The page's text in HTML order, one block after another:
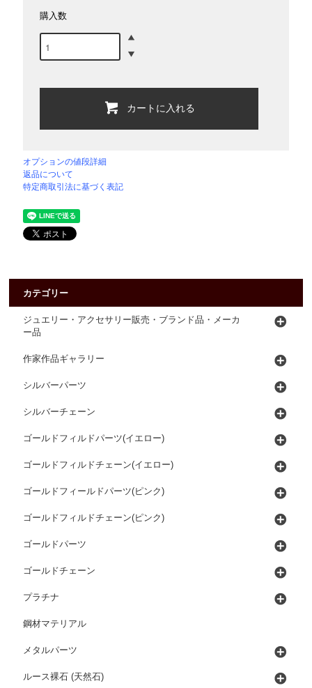
購入数
カートに入れる
オプションの値段詳細
返品について
特定商取引法に基づく表記
カテゴリー
ジュエリー・アクセサリー販売・ブランド品・メーカ
ー品
作家作品ギャラリー
シルバーパーツ
シルバーチェーン
ゴールドフィルドパーツ(イエロー)
ゴールドフィルドチェーン(イエロー)
ゴールドフィールドパーツ(ピンク)
ゴールドフィルドチェーン(ピンク)
ゴールドパーツ
ゴールドチェーン
プラチナ
鋼材マテリアル
メタルパーツ
ルース裸石 (天然石)